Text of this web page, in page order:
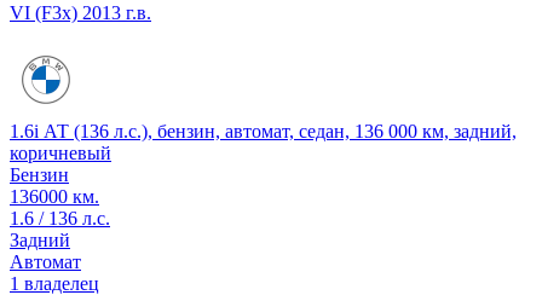
VI (F3x) 2013 г.в.
1.6i АТ (136 л.с.), бензин, автомат, седан, 136 000 км, задний,
коричневый
Бензин
136000 км.
1.6 / 136 л.с.
Задний
Автомат
1 владелец